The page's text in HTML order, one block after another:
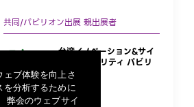
ェブ体験を向上さ
を分析するために
弊会のウェブサイ
台湾イノベーション&サイ
バーセキュリティ パビリ
オン